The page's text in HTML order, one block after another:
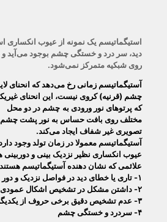
استیگماتیسم یک نمونه از عیوب انکساری
دید، سر درد و خستگی چشم بوجود می‌آید و
روی شبکیه متمرکز نمی‌شود.
آستیگماتیسم زمانی رخ می‌دهد که
چشم (قرنیه) کروی نیست، این انحنای
که پرتوهای نور ورودی به چشم در دو محل
مختلف روی بافت حساس به نور پشت چشم
تصویری غیر شفاف ایجاد می‌کند.
آستیگماتیسم معمولا در زمان تولد وجود
عیوب انکساری نظیر نزدیک بینی و دوربینی
علائمی که نشان دهنده آستیگماتیسم
۱- تاری یا خطای دید در فواصل نزدیک و دور
۲- داشتن مشکل در تشخیص اشکال عمودی، افقی یا مایل
۳- عدم تشخیص دقیق برخی حروف از یکدیگر
۴- سردرد و خستگی چشم